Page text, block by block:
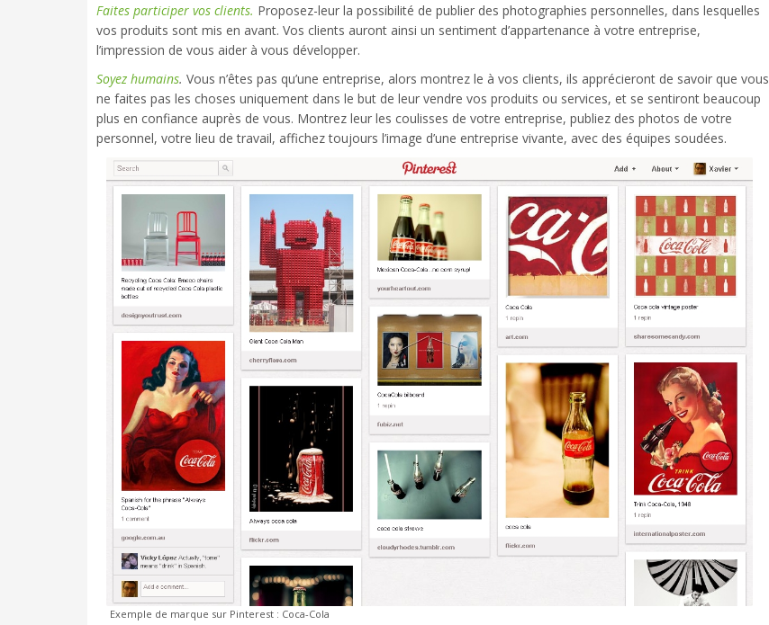
Faites participer vos clients. Proposez-leur la possibilité de publier des photographies personnelles, dans lesquelles
vos produits sont mis en avant. Vos clients auront ainsi un sentiment d’appartenance à votre entreprise,
l’impression de vous aider à vous développer.
Soyez humains. Vous n’êtes pas qu’une entreprise, alors montrez le à vos clients, ils apprécieront de savoir que vous
ne faites pas les choses uniquement dans le but de leur vendre vos produits ou services, et se sentiront beaucoup
plus en confiance auprès de vous. Montrez leur les coulisses de votre entreprise, publiez des photos de votre
personnel, votre lieu de travail, affichez toujours l’image d’une entreprise vivante, avec des équipes soudées.
Exemple de marque sur Pinterest : Coca-Cola